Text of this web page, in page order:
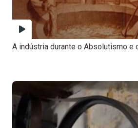
A indústria durante o Absolutismo e